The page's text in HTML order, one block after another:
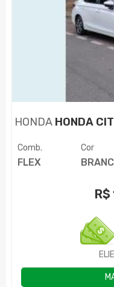
HONDA HONDA
Comb.
FLEX
Cor
R$